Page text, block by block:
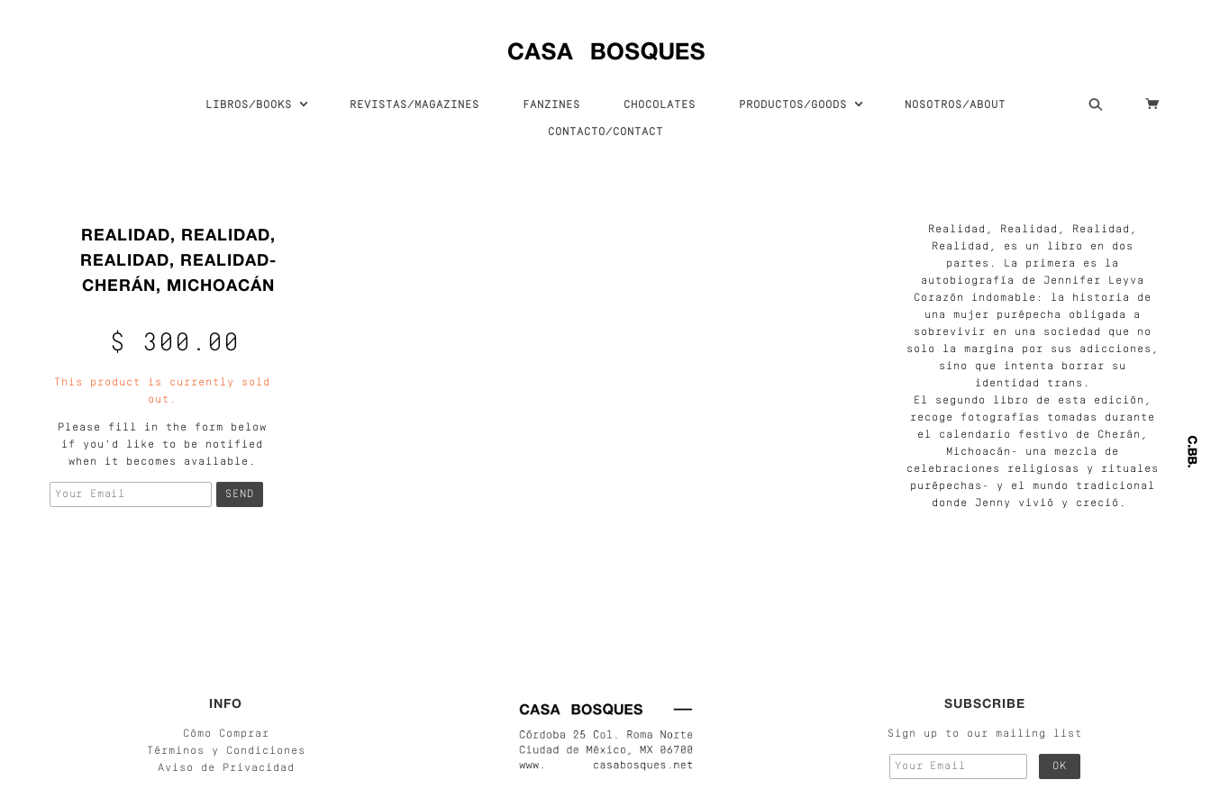
LIBROS/BOOKS REVISTAS/MAGAZINES FANZINES CHOCOLATES PRODUCTOS/GOODS NOSOTROS/ABOUT
CONTACTO/CONTACT
REALIDAD, REALIDAD,
REALIDAD, REALIDAD-
CHERÁN, MICHOACÁN
$ 300.00
This product is currently sold
out.
Please fill in the form below
if you'd like to be notified
when it becomes available.
Realidad, Realidad, Realidad,
Realidad, es un libro en dos
partes. La primera es la
autobiografía de Jennifer Leyva
Corazón indomable: la historia de
una mujer purépecha obligada a
sobrevivir en una sociedad que no
solo la margina por sus adicciones,
sino que intenta borrar su
identidad trans.
El segundo libro de esta edición,
recoge fotografías tomadas durante
el calendario festivo de Cherán,
Michoacán- una mezcla de
celebraciones religiosas y rituales
purépechas- y el mundo tradicional
donde Jenny vivió y creció.
INFO
Cómo Comprar
Términos y Condiciones
Aviso de Privacidad
SUBSCRIBE
Sign up to our mailing list